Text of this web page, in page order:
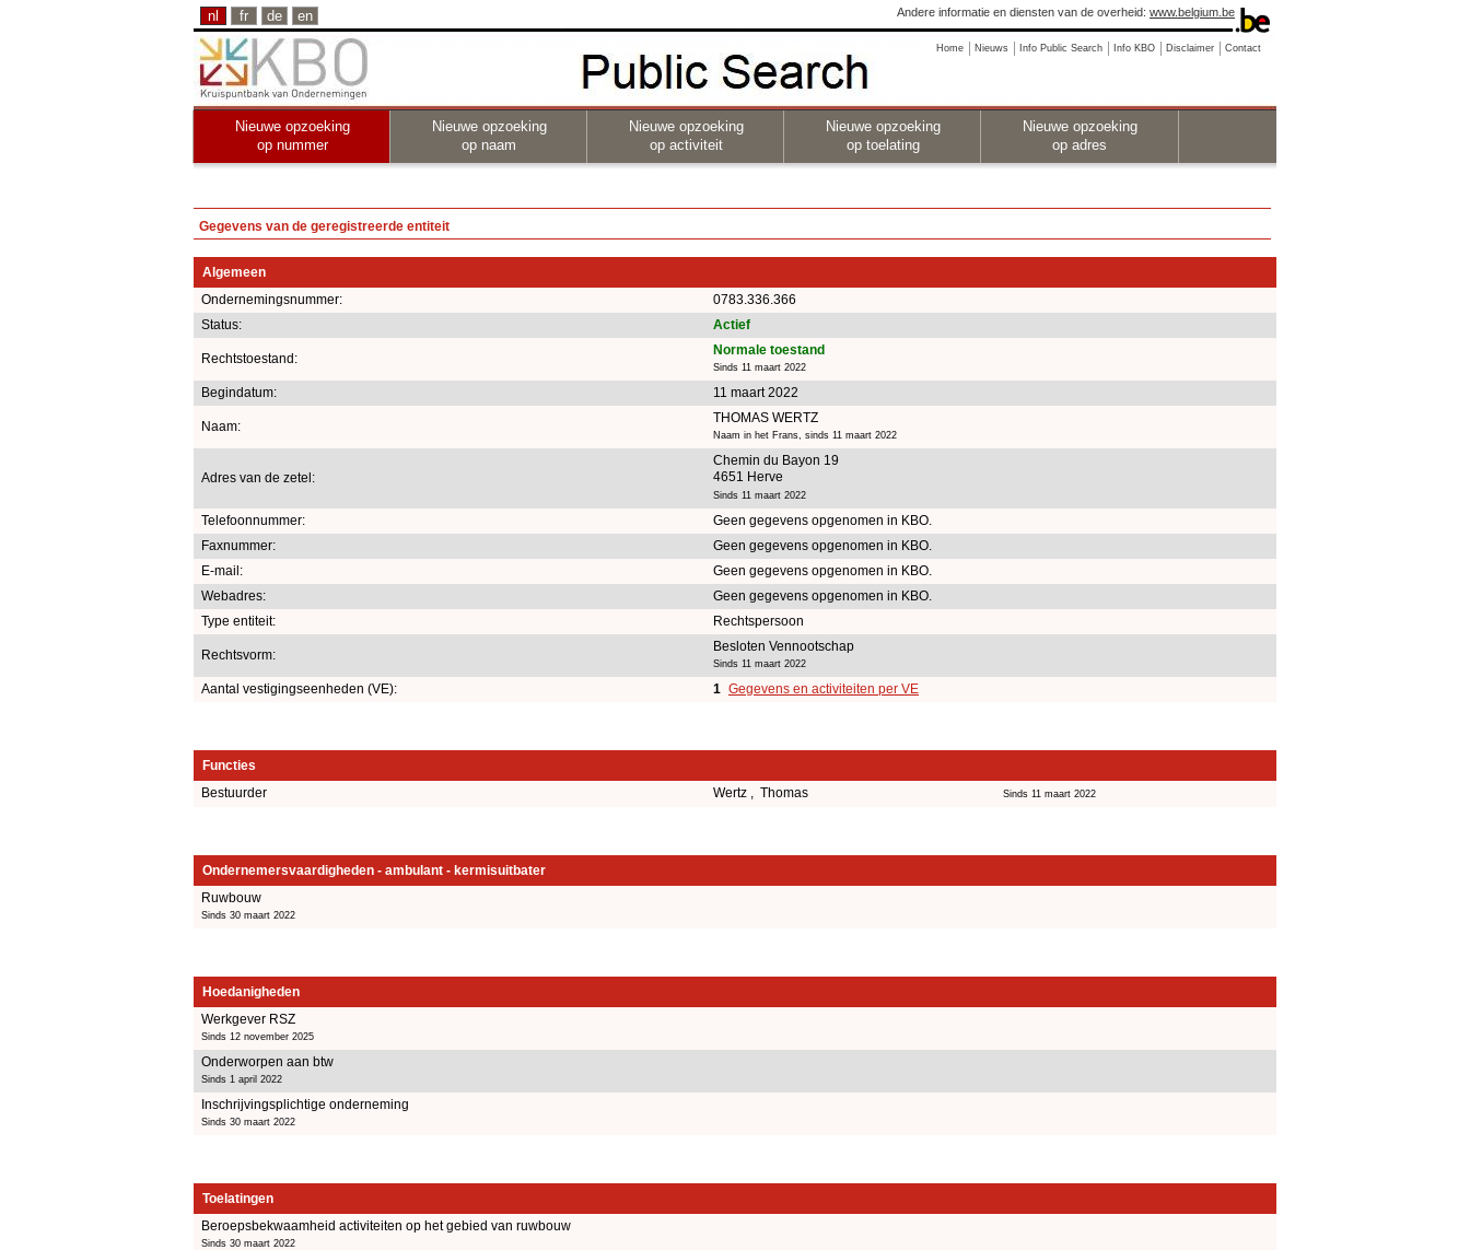
nl fr de en Andere informatie en diensten van de overheid: www.belgium.be
Home Nieuws Info Public Search Info KBO Disclaimer Contact
Nieuwe opzoeking
op nummer
Nieuwe opzoeking
op naam
Nieuwe opzoeking
op activiteit
Nieuwe opzoeking
op toelating
Nieuwe opzoeking
op adres
Gegevens van de geregistreerde entiteit
Algemeen
Ondernemingsnummer:
0783.336.366
Status:
Actief
Rechtstoestand:
Normale toestand
Sinds 11 maart 2022
Begindatum: 11 maart 2022
Naam:
THOMAS WERTZ
Naam in het Frans, sinds 11 maart 2022
Adres van de zetel:
Chemin du Bayon 19
4651 Herve
Sinds 11 maart 2022
Telefoonnummer:
Geen gegevens opgenomen in KBO.
Faxnummer:
Geen gegevens opgenomen in KBO.
E-mail:
Geen gegevens opgenomen in KBO.
Webadres:
Geen gegevens opgenomen in KBO.
Type entiteit:
Rechtspersoon
Rechtsvorm:
Besloten Vennootschap
Sinds 11 maart 2022
Aantal vestigingseenheden (VE): 1 Gegevens en activiteiten per VE
Functies
Bestuurder
Wertz , Thomas Sinds 11 maart 2022
Ondernemersvaardigheden - ambulant - kermisuitbater
Ruwbouw
Sinds 30 maart 2022
Hoedanigheden
Werkgever RSZ
Sinds 12 november 2025
Onderworpen aan btw
Sinds 1 april 2022
Inschrijvingsplichtige onderneming
Sinds 30 maart 2022
Toelatingen
Beroepsbekwaamheid activiteiten op het gebied van ruwbouw
Sinds 30 maart 2022